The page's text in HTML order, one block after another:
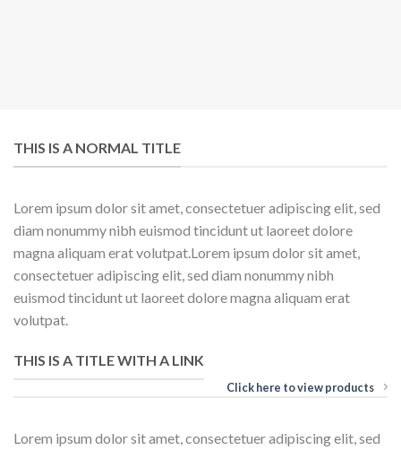
THIS IS A NORMAL TITLE
Lorem ipsum dolor sit amet, consectetuer adipiscing elit, sed
diam nonummy nibh euismod tincidunt ut laoreet dolore
magna aliquam erat volutpat.Lorem ipsum dolor sit amet,
consectetuer adipiscing elit, sed diam nonummy nibh
euismod tincidunt ut laoreet dolore magna aliquam erat
volutpat.
THIS IS A TITLE WITH A LINK
Click here to view products
Lorem ipsum dolor sit amet, consectetuer adipiscing elit, sed